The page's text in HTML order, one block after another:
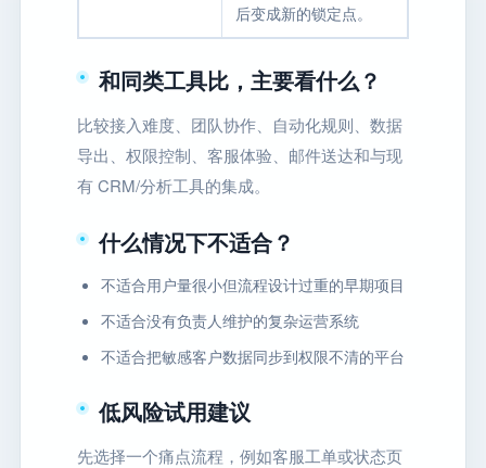
后变成新的锁定点。
和同类工具比，主要看什么？
比较接入难度、团队协作、自动化规则、数据
导出、权限控制、客服体验、邮件送达和与现
有 CRM/分析工具的集成。
什么情况下不适合？
不适合用户量很小但流程设计过重的早期项目
不适合没有负责人维护的复杂运营系统
不适合把敏感客户数据同步到权限不清的平台
低风险试用建议
先选择一个痛点流程，例如客服工单或状态页